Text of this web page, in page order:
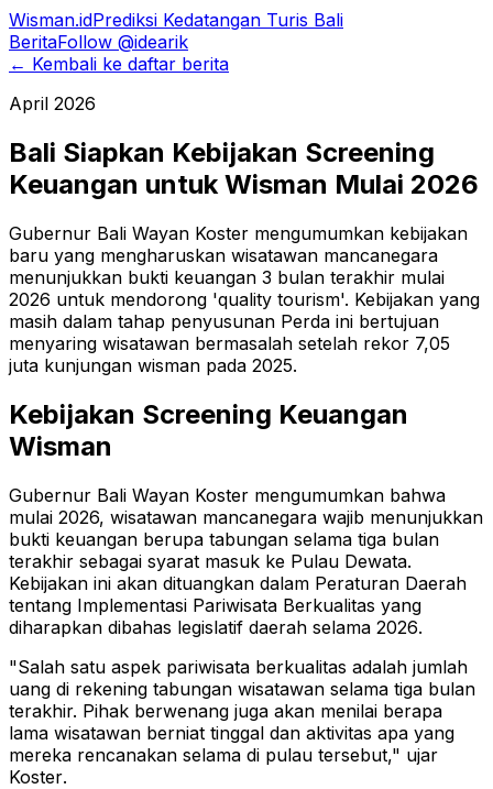
Wisman.idPrediksi Kedatangan Turis Bali
BeritaFollow @idearik
← Kembali ke daftar berita
April 2026
Bali Siapkan Kebijakan Screening
Keuangan untuk Wisman Mulai 2026
Gubernur Bali Wayan Koster mengumumkan kebijakan
baru yang mengharuskan wisatawan mancanegara
menunjukkan bukti keuangan 3 bulan terakhir mulai
2026 untuk mendorong 'quality tourism'. Kebijakan yang
masih dalam tahap penyusunan Perda ini bertujuan
menyaring wisatawan bermasalah setelah rekor 7,05
juta kunjungan wisman pada 2025.
Kebijakan Screening Keuangan
Wisman
Gubernur Bali Wayan Koster mengumumkan bahwa
mulai 2026, wisatawan mancanegara wajib menunjukkan
bukti keuangan berupa tabungan selama tiga bulan
terakhir sebagai syarat masuk ke Pulau Dewata.
Kebijakan ini akan dituangkan dalam Peraturan Daerah
tentang Implementasi Pariwisata Berkualitas yang
diharapkan dibahas legislatif daerah selama 2026.
"Salah satu aspek pariwisata berkualitas adalah jumlah
uang di rekening tabungan wisatawan selama tiga bulan
terakhir. Pihak berwenang juga akan menilai berapa
lama wisatawan berniat tinggal dan aktivitas apa yang
mereka rencanakan selama di pulau tersebut," ujar
Koster.